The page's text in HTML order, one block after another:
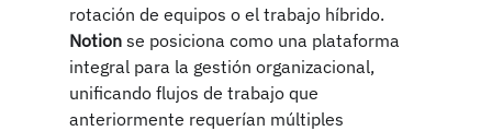
rotación de equipos o el trabajo híbrido.
Notion se posiciona como una plataforma
integral para la gestión organizacional,
unificando flujos de trabajo que
anteriormente requerían múltiples